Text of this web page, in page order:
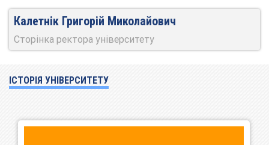
Калетнік Григорій Миколайович
Сторінка ректора університету
ІСТОРІЯ УНІВЕРСИТЕТУ